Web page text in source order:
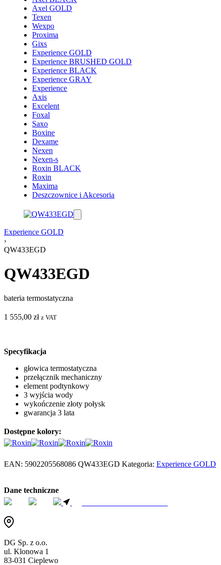
Axel GOLD
Texen
Wexpo
Proxima
Gixs
Experience GOLD
Experience BRUSHED GOLD
Experience BLACK
Experience GRAY
Experience
Axis
Excelent
Foxal
Saxo
Boxine
Dexame
Nexen
Nexen-s
Roxin BLACK
Roxin
Maxima
Deszczownice i Akcesoria
Experience GOLD
›
QW433EGD
QW433EGD
bateria termostatyczna
1 555,00 zł z VAT
Specyfikacja
głowica termostatyczna
przełącznik mechaniczny
element podtynkowy
3 wyjścia wody
wykończenie złoty połysk
gwarancja 3 lata
Dostępne kolory:
EAN: 5902205568086 QW433EGD Kategoria: Experience GOLD
Dane techniczne
DG Sp. z o.o.
ul. Klonowa 1
83-031 Cieplewo